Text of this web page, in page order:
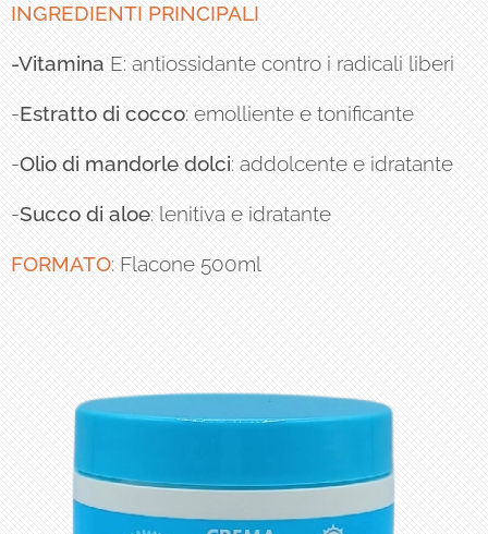
INGREDIENTI PRINCIPALI
-Vitamina E: antiossidante contro i radicali liberi
-Estratto di cocco: emolliente e tonificante
-Olio di mandorle dolci: addolcente e idratante
-Succo di aloe: lenitiva e idratante
FORMATO: Flacone 500ml